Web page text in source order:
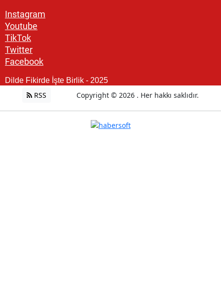
Instagram
Youtube
TikTok
Twitter
Facebook
Dilde Fikirde İşte Birlik - 2025
RSS Copyright © 2026 . Her hakkı saklıdır.